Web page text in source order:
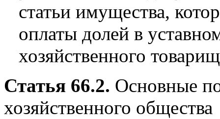
статьи имущества,
оплаты долей в
хозяйственного
Статья 66.2. Основные
хозяйственного общества